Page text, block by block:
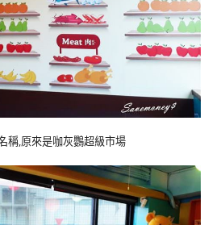
稱,原來是咖灰鸚超級市場